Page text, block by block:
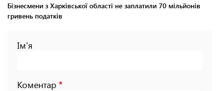
Бізнесмени з Харківської області не заплатили 70 мільйонів
гривень податків
Ім'я
Коментар